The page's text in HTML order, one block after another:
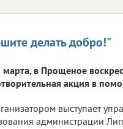
делать добро!"
марта, в Прощеное
акция в
выступает
администрации